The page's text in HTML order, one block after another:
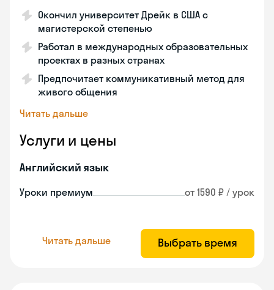
Окончил университет Дрейк в США с
магистерской степенью
Работал в международных образовательных
проектах в разных странах
Предпочитает коммуникативный метод для
живого общения
Читать дальше
Услуги и цены
Английский язык
Уроки премиум от 1590 ₽ / урок
Читать дальше Выбрать время